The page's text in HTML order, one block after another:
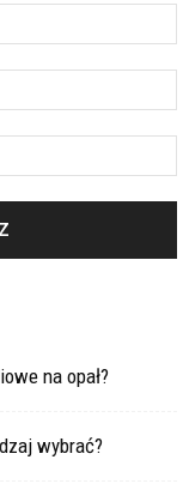
na opał?
wybrać?